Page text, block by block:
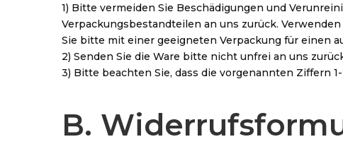
1) Bitte vermeiden Sie Beschädigungen und
Verpackungsbestandteilen an uns zurück.
Sie bitte mit einer geeigneten Verpackung für einen
2) Senden Sie die Ware bitte nicht unfrei an uns
3) Bitte beachten Sie, dass die vorgenannten Ziffern
B.